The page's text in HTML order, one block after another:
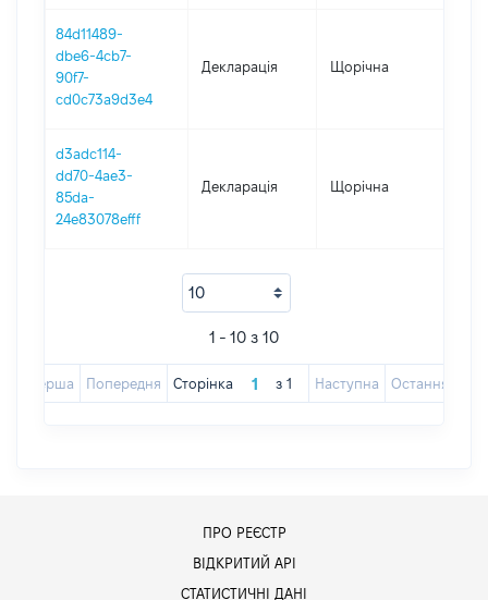
84d11489-
dbe6-4cb7-
90f7-
cd0c73a9d3e4
Декларація Щорічна
d3adc114-
dd70-4ae3-
85da-
24e83078efff
Декларація Щорічна
1 - 10 з 10
Перша Попередня Сторінка з 1 Наступна Остання
ПРО РЕЄСТР
ВІДКРИТИЙ АРІ
СТАТИСТИЧНІ ДАНІ